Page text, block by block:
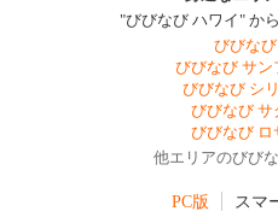
"びびなび ハワイ" か
びびな
びびなび サン
びびなび シ
びびなび サ
びびなび ロ
他エリアのびび
PC版 スマ